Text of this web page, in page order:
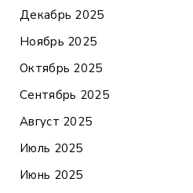
Декабрь 2025
Ноябрь 2025
Октябрь 2025
Сентябрь 2025
Август 2025
Июль 2025
Июнь 2025